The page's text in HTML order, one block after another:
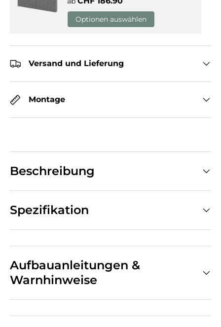
Optionen auswählen
Versand und Lieferung
Montage
Beschreibung
Spezifikation
Aufbauanleitungen &
Warnhinweise